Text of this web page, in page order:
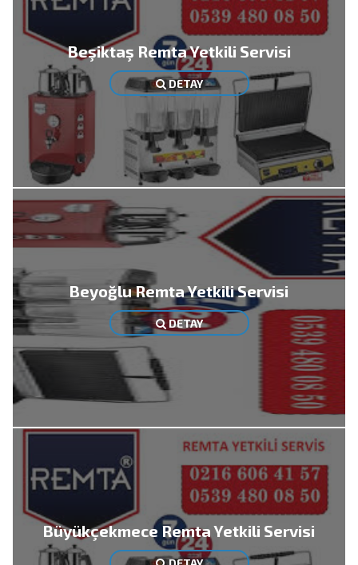
Beşiktaş Remta Yetkili Servisi
DETAY
Beyoğlu Remta Yetkili Servisi
DETAY
Büyükçekmece Remta Yetkili Servisi